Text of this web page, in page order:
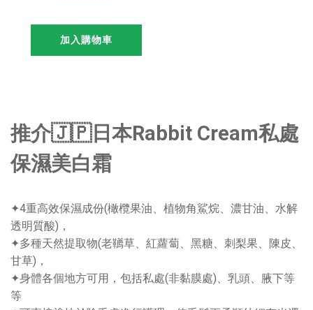
泡沬 茉莉花香-
120ml
加入購物車
推介🇯🇵日本Rabbit Cream私處
保濕美白霜
✦4重高效保濕成份(橄欖果油、植物角鯊烷、濃甘油、水解
透明質酸)，
✦多種天然提取物(老韉草、紅蘿蔔、黑糖、刺梨果、陳皮、
甘草)，
✦身體各個地方可用，包括私處(非黏膜處)、乳頭、腋下等
等